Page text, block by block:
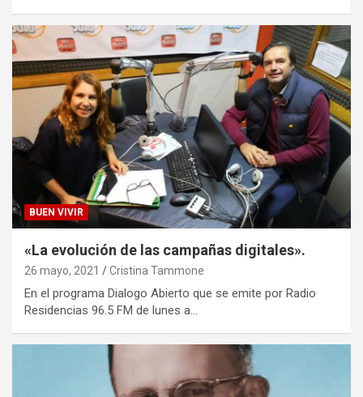
BUEN VIVIR
«La evolución de las campañas digitales».
26 mayo, 2021 Cristina Tammone
En el programa Dialogo Abierto que se emite por Radio
Residencias 96.5 FM de lunes a…